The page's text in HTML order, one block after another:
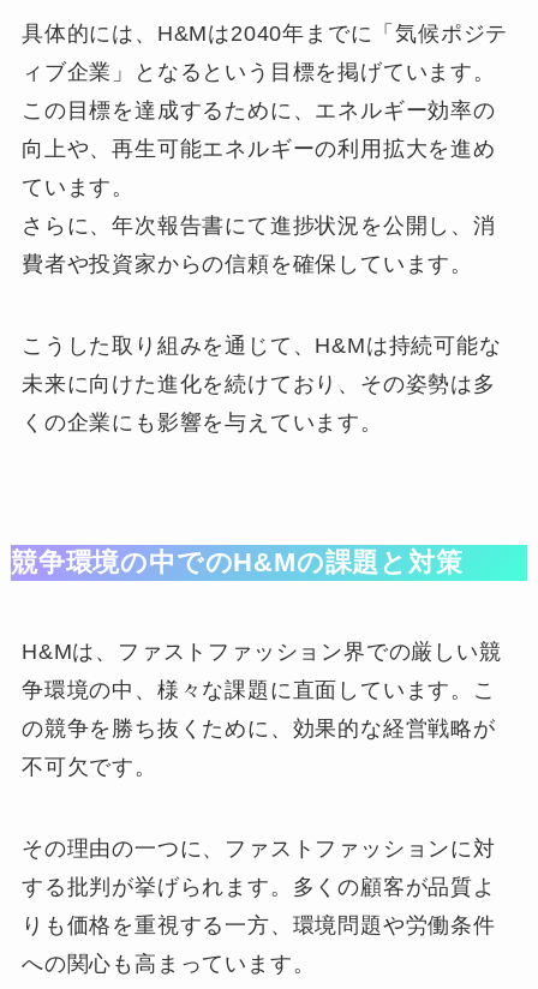
具体的には、H&Mは2040年までに「気候ポジテ
ィブ企業」となるという目標を掲げています。
この目標を達成するために、エネルギー効率の
向上や、再生可能エネルギーの利用拡大を進め
ています。
さらに、年次報告書にて進捗状況を公開し、消
費者や投資家からの信頼を確保しています。
こうした取り組みを通じて、H&Mは持続可能な
未来に向けた進化を続けており、その姿勢は多
くの企業にも影響を与えています。
競争環境の中でのH&Mの課題と対策
H&Mは、ファストファッション界での厳しい競
争環境の中、様々な課題に直面しています。こ
の競争を勝ち抜くために、効果的な経営戦略が
不可欠です。
その理由の一つに、ファストファッションに対
する批判が挙げられます。多くの顧客が品質よ
りも価格を重視する一方、環境問題や労働条件
への関心も高まっています。